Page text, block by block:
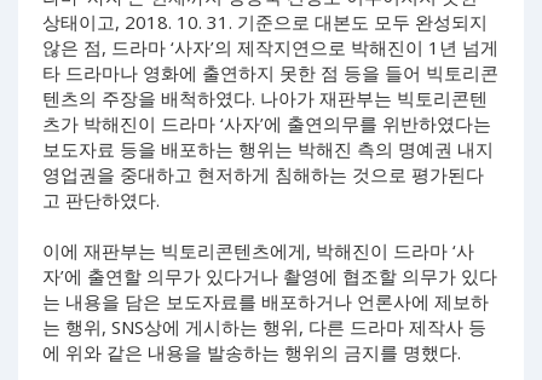
상태이고, 2018. 10. 31. 기준으로 대본도 모두 완성되지
않은 점, 드라마 ‘사자’의 제작지연으로 박해진이 1년 넘게
타 드라마나 영화에 출연하지 못한 점 등을 들어 빅토리콘
텐츠의 주장을 배척하였다. 나아가 재판부는 빅토리콘텐
츠가 박해진이 드라마 ‘사자’에 출연의무를 위반하였다는
보도자료 등을 배포하는 행위는 박해진 측의 명예권 내지
영업권을 중대하고 현저하게 침해하는 것으로 평가된다
고 판단하였다.
이에 재판부는 빅토리콘텐츠에게, 박해진이 드라마 ‘사
자’에 출연할 의무가 있다거나 촬영에 협조할 의무가 있다
는 내용을 담은 보도자료를 배포하거나 언론사에 제보하
는 행위, SNS상에 게시하는 행위, 다른 드라마 제작사 등
에 위와 같은 내용을 발송하는 행위의 금지를 명했다.